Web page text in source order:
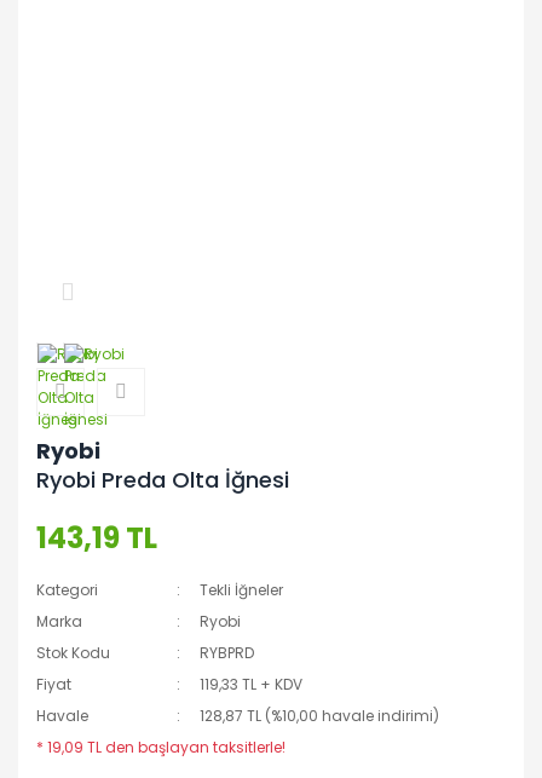
Ryobi
Ryobi Preda Olta İğnesi
143,19 TL
Kategori
Tekli İğneler
Marka
Ryobi
Stok Kodu
RYBPRD
Fiyat
119,33 TL + KDV
Havale
128,87 TL (%10,00 havale indirimi)
* 19,09 TL den başlayan taksitlerle!